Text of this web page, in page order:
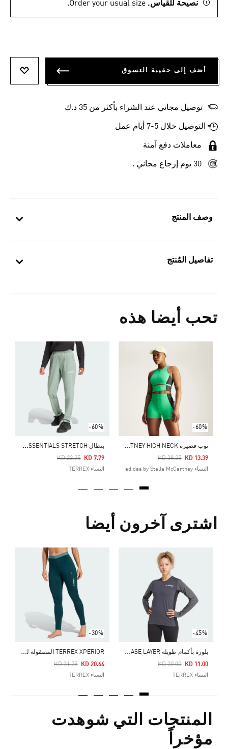
وصف المنتج
تفاصيل المُنتج
تحب أيضا هذه
-60%
ت
وب قصيرة ADIDAS BY STELLA MCCARTNEY HIGH NECK
Price Reduced From
KD 38.25
To KD 13.39
النساء adidas by Stella McCartney
-60%
ب
نطال MULTI ESSENTIALS STRETCH
Price Reduced From
KD 22.25
To KD 7.79
النساء TERREX
Price Reduced From
To
اشترى آخرون أيضا
-45%
ب
لوزة بأكمام طويلة MULTI SYNTHETIC BASE LAYER
Price Reduced From
KD 20.00
To KD 11.00
النساء TERREX
-30%
T
ERREX XPERIOR المصقولة ليجينز
Price Reduced From
KD 31.75
To KD 20.64
النساء TERREX
المنتجات التي شوهدت
مؤخراً
نصيحة للقياس. Order your usual size.
أضف إلى حقيبة التسوق
توصيل مجاني عند الشراء بأكثر من 35 د.ك
التوصيل خلال 5-7 أيام عمل
معاملات دفع آمنة